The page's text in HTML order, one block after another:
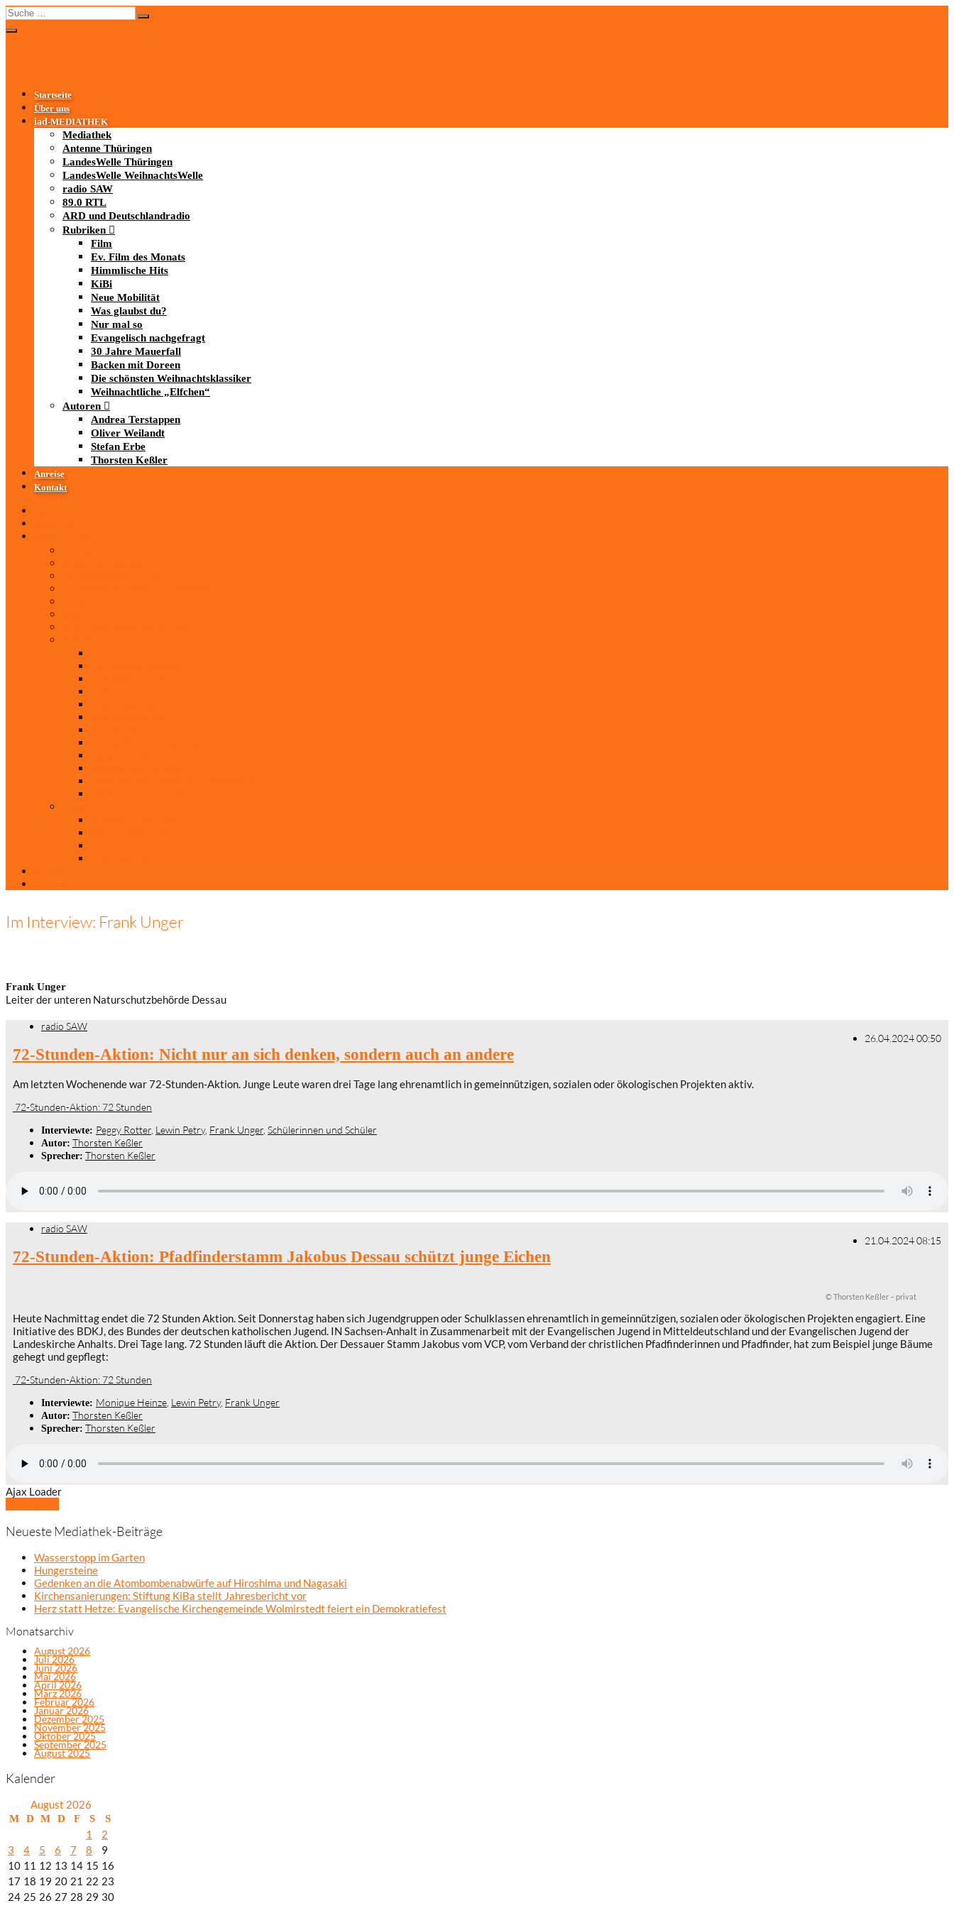
Startseite
Über uns
iad-MEDIATHEK
Mediathek
Antenne Thüringen
LandesWelle Thüringen
LandesWelle WeihnachtsWelle
radio SAW
89.0 RTL
ARD und Deutschlandradio
Rubriken
Film
Ev. Film des Monats
Himmlische Hits
KiBi
Neue Mobilität
Was glaubst du?
Nur mal so
Evangelisch nachgefragt
30 Jahre Mauerfall
Backen mit Doreen
Die schönsten Weihnachtsklassiker
Weihnachtliche „Elfchen“
Autoren
Andrea Terstappen
Oliver Weilandt
Stefan Erbe
Thorsten Keßler
Anreise
Kontakt
Im Interview: Frank Unger
Frank Unger
Leiter der unteren Naturschutzbehörde Dessau
radio SAW
26.04.2024 00:50
72-Stunden-Aktion: Nicht nur an sich denken, sondern auch an andere
Am letzten Wochenende war 72-Stunden-Aktion. Junge Leute waren drei Tage lang ehrenamtlich in gemeinnützigen, sozialen oder ökologischen Projekten aktiv.
72-Stunden-Aktion: 72 Stunden
Interviewte: Peggy Rotter Lewin Petry, Frank Unger Schülerinnen und Schüler
Autor: Thorsten Keßler
Sprecher: Thorsten Keßler
radio SAW
21.04.2024 08:15
72-Stunden-Aktion: Pfadfinderstamm Jakobus Dessau schützt junge Eichen
© Thorsten Keßler – privat
Heute Nachmittag endet die 72 Stunden Aktion. Seit Donnerstag haben sich Jugendgruppen oder Schulklassen ehrenamtlich in gemeinnützigen, sozialen oder ökologischen Projekten engagiert. Eine
Initiative des BDKJ, des Bundes der deutschen katholischen Jugend. IN Sachsen-Anhalt in Zusammenarbeit mit der Evangelischen Jugend in Mitteldeutschland und der Evangelischen Jugend der
Landeskirche Anhalts. Drei Tage lang. 72 Stunden läuft die Aktion. Der Dessauer Stamm Jakobus vom VCP, vom Verband der christlichen Pfadfinderinnen und Pfadfinder, hat zum Beispiel junge Bäume
gehegt und gepflegt:
72-Stunden-Aktion: 72 Stunden
Interviewte: Monique Heinze Lewin Petry, Frank Unger
Autor: Thorsten Keßler
Sprecher: Thorsten Keßler
Ajax Loader
Neueste Mediathek-Beiträge
Wasserstopp im Garten
Hungersteine
Gedenken an die Atombombenabwürfe auf Hiroshima und Nagasaki
Kirchensanierungen: Stiftung KiBa stellt Jahresbericht vor
Herz statt Hetze: Evangelische Kirchengemeinde Wolmirstedt feiert ein Demokratiefest
Monatsarchiv
August 2026
Juli 2026
Juni 2026
Mai 2026
April 2026
März 2026
Februar 2026
Januar 2026
Dezember 2025
November 2025
Oktober 2025
September 2025
August 2025
Kalender
August 2026
M D M D F S S
1
2
3
4 5 6 7 8
9
10 11 12 13 14 15 16
17 18 19 20 21 22 23
24 25 26 27 28 29 30